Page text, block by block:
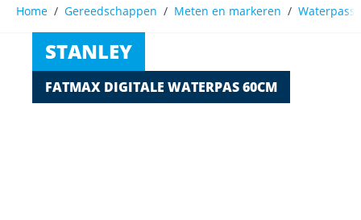
Home / Gereedschappen / Meten en markeren /
STANLEY
FATMAX DIGITALE WATERPAS 60CM